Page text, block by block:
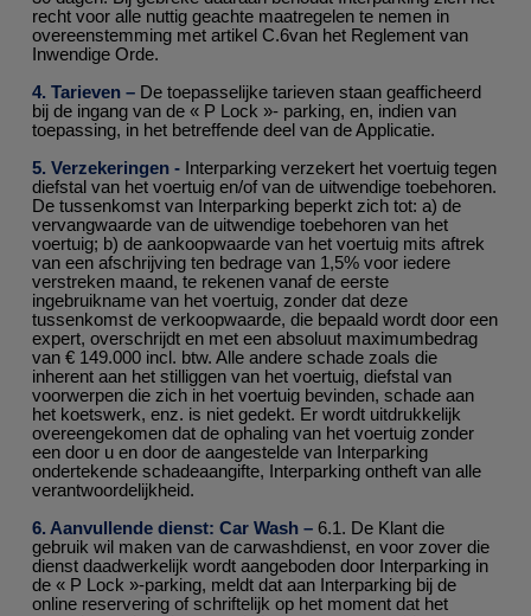
recht voor alle nuttig geachte maatregelen te nemen in
overeenstemming met artikel C.6van het Reglement van
Inwendige Orde.
4. Tarieven – De toepasselijke tarieven staan geafficheerd
bij de ingang van de « P Lock »- parking, en, indien van
toepassing, in het betreffende deel van de Applicatie.
5. Verzekeringen - Interparking verzekert het voertuig tegen
diefstal van het voertuig en/of van de uitwendige toebehoren.
De tussenkomst van Interparking beperkt zich tot: a) de
vervangwaarde van de uitwendige toebehoren van het
voertuig; b) de aankoopwaarde van het voertuig mits aftrek
van een afschrijving ten bedrage van 1,5% voor iedere
verstreken maand, te rekenen vanaf de eerste
ingebruikname van het voertuig, zonder dat deze
tussenkomst de verkoopwaarde, die bepaald wordt door een
expert, overschrijdt en met een absoluut maximumbedrag
van € 149.000 incl. btw. Alle andere schade zoals die
inherent aan het stilliggen van het voertuig, diefstal van
voorwerpen die zich in het voertuig bevinden, schade aan
het koetswerk, enz. is niet gedekt. Er wordt uitdrukkelijk
overeengekomen dat de ophaling van het voertuig zonder
een door u en door de aangestelde van Interparking
ondertekende schadeaangifte, Interparking ontheft van alle
verantwoordelijkheid.
6. Aanvullende dienst: Car Wash –6.1. De Klant die
gebruik wil maken van de carwashdienst, en voor zover die
dienst daadwerkelijk wordt aangeboden door Interparking in
de « P Lock »-parking, meldt dat aan Interparking bij de
online reservering of schriftelijk op het moment dat het